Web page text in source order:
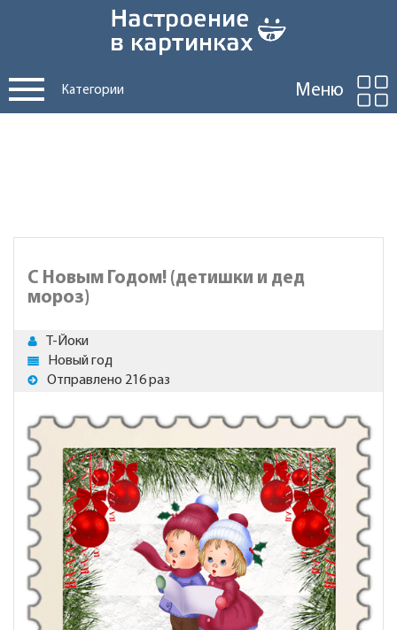
Категории Меню
С Новым Годом! (детишки и дед
мороз)
Т-Йоки
Новый год
Отправлено 216 раз